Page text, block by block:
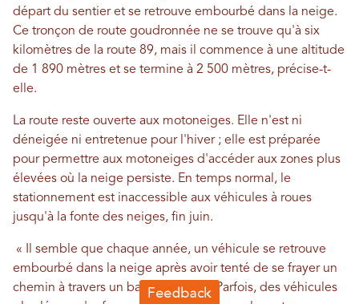
départ du sentier et se retrouve embourbé dans la neige.
Ce tronçon de route goudronnée ne se trouve qu'à six
kilomètres de la route 89, mais il commence à une altitude
de 1 890 mètres et se termine à 2 500 mètres, précise-t-
elle.
La route reste ouverte aux motoneiges. Elle n'est ni
déneigée ni entretenue pour l'hiver ; elle est préparée
pour permettre aux motoneiges d'accéder aux zones plus
élevées où la neige persiste. En temps normal, le
stationnement est inaccessible aux véhicules à roues
jusqu'à la fonte des neiges, fin juin.
« Il semble que chaque année, un véhicule se retrouve
embourbé dans la neige après avoir tenté de se frayer un
chemin à travers un banc de neige. Parfois, des véhicules